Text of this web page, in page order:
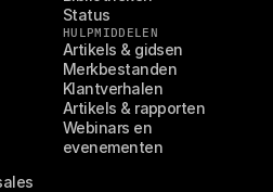
Status
HULPMIDDELEN
Artikels & gidsen
Merkbestanden
Klantverhalen
Artikels & rapporten
Webinars en
evenementen
en
de
bankafschrift?